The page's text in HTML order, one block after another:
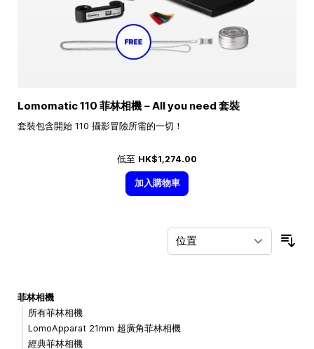
Lomomatic 110 菲林相機－All you need 套裝
套裝包含開始 110 攝影冒險所需的一切！
低至 HK$1,274.00
加入購物車
菲林相機
所有菲林相機
LomoApparat 21mm 超廣角菲林相機
經典菲林相機